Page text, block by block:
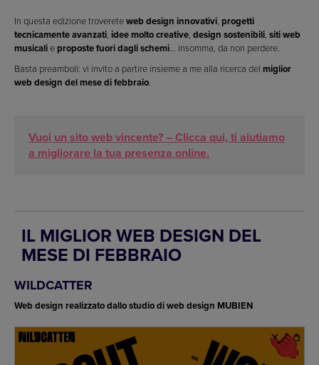
In questa edizione trovereteweb design innovativi, progetti
tecnicamente avanzati, idee molto creative, design sostenibili, siti web
musicalie proposte fuori dagli schemi… insomma, da non perdere.
Basta preamboli: vi invito a partire insieme a me alla ricerca del miglior
web design del mese di febbraio.
Vuoi un sito web vincente? – Clicca qui, ti aiutiamo
a migliorare la tua presenza online.
IL MIGLIOR WEB DESIGN DEL
MESE DI FEBBRAIO
WILDCATTER
Web design realizzato dallo studio di web design MUBIEN